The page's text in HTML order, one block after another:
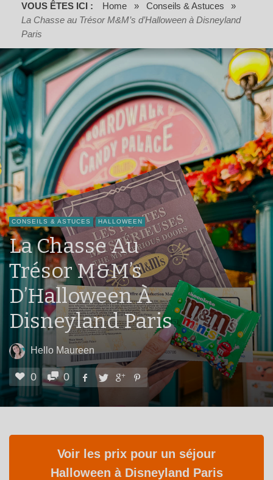
VOUS ÊTES ICI : Home » Conseils & Astuces
»
La Chasse au Trésor M&M’s d’Halloween à Disneyland
Paris
CONSEILS & ASTUCES HALLOWEEN
La Chasse Au
Trésor M&M’s
D’Halloween À
Disneyland Paris
Hello Maureen
0 0
Voir les prix pour un séjour
Halloween à Disneyland Paris